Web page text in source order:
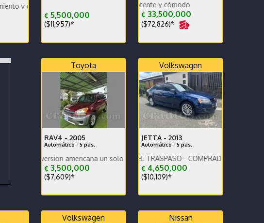
al día, kilometraje original, listo para usar
¢ 5,500,000
($11,957)*
Vehiculo amplio potente y cómodo
¢ 33,500,000
($72,826)*
Toyota
RAV4 - 2005
Automático - 5 pas.
version americana un solo dueño.
¢ 3,500,000
($7,609)*
Volkswagen
JETTA - 2013
Automático - 5 pas.
PAGO LA MITAD DEL TRASPASO - COMPRADO EN CR
¢ 4,650,000
($10,109)*
Volkswagen Nissan